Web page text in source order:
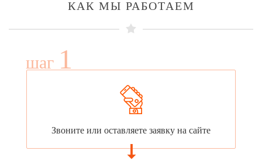
КАК МЫ РАБОТАЕМ
шаг 1
Звоните или оставляете заявку на сайте